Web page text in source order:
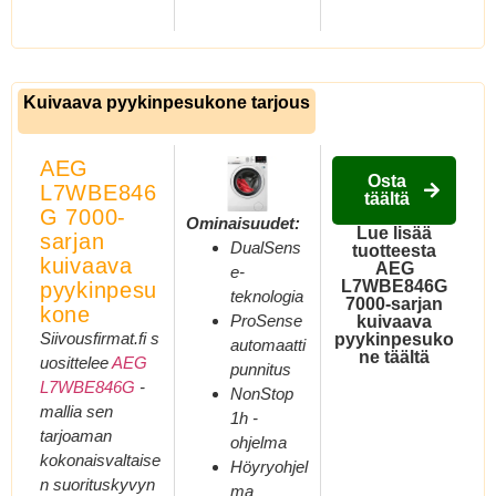
Kuivaava pyykinpesukone tarjous
AEG
L7WBE846
G 7000-
sarjan
kuivaava
pyykinpesu
kone
Siivousfirmat.fi s
uositteleeAEG
L7WBE846G -
mallia sen
tarjoaman
kokonaisvaltaise
n suorituskyvyn
Ominaisuudet:
DualSens
e-
teknologia
ProSense
automaatti
punnitus
NonStop
1h -
ohjelma
Höyryohjel
ma
Osta
täältä
Lue lisää
tuotteesta
AEG
L7WBE846G
7000-sarjan
kuivaava
pyykinpesuko
ne täältä